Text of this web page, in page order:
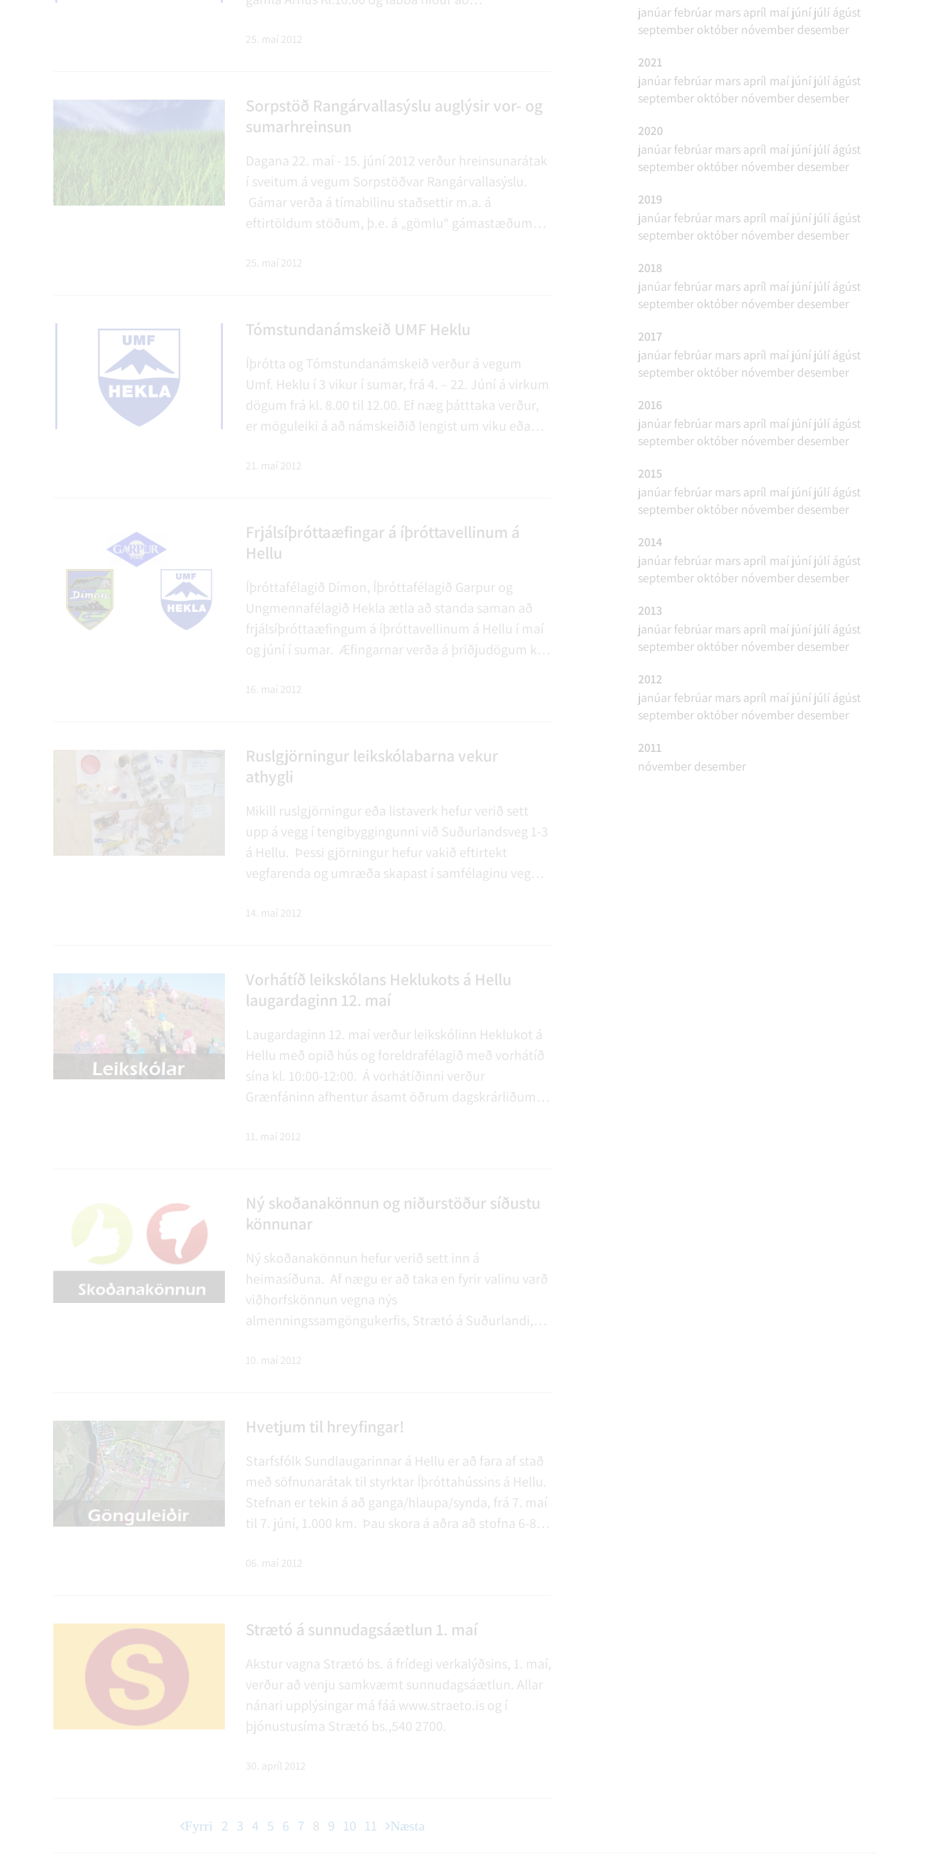
sér hressandi göngutúr í morgunsárið (spáin er mjög
25. maí 2012
Sorpstöð Rangárvallasýslu auglýsir vor- og
sumarhreinsun
Dagana 22. maí - 15. júní 2012 verður hreinsunarátak
í sveitum á vegum Sorpstöðvar Rangárvallasýslu.
Gámar verða á tímabilinu staðsettir m.a. á
eftirtöldum stöðum, þ.e. á „gömlu“ gámastæðum
Gunnarsholtsvegar og Þingskálavegar), Þykkvabæ,
25. maí 2012
Tómstundanámskeið UMF Heklu
Íþrótta og Tómstundanámskeið verður á vegum
Umf. Heklu í 3 vikur í sumar, frá 4. – 22. Júní á virkum
dögum frá kl. 8.00 til 12.00. Ef næg þátttaka verður,
er möguleiki á að námskeiðið lengist um viku eða
á lengingu námskeiðs við skráningu.
21. maí 2012
Frjálsíþróttaæfingar á íþróttavellinum á
Hellu
Íþróttafélagið Dímon, Íþróttafélagið Garpur og
Ungmennafélagið Hekla ætla að standa saman að
frjálsíþróttaæfingum á íþróttavellinum á Hellu í maí
og júní í sumar. Æfingarnar verða á þriðjudögum kl:
Öllum er heimilt að mæta og taka þátt.
16. maí 2012
Ruslgjörningur leikskólabarna vekur
athygli
Mikill ruslgjörningur eða listaverk hefur verið sett
upp á vegg í tengibyggingunni við Suðurlandsveg 1-3
á Hellu. Þessi gjörningur hefur vakið eftirtekt
vegfarenda og umræða skapast í samfélaginu vegna
þess var leikurinn gerður.
14. maí 2012
Vorhátíð leikskólans Heklukots á Hellu
laugardaginn 12. maí
Laugardaginn 12. maí verður leikskólinn Heklukot á
Hellu með opið hús og foreldrafélagið með vorhátíð
sína kl. 10:00-12:00. Á vorhátíðinni verður
Grænfáninn afhentur ásamt öðrum dagskrárliðum.
ykkur glaðan dag með okkur!
11. maí 2012
Ný skoðanakönnun og niðurstöður síðustu
könnunar
Ný skoðanakönnun hefur verið sett inn á
heimasíðuna. Af nægu er að taka en fyrir valinu varð
viðhorfskönnun vegna nýs
almenningssamgöngukerfis, Strætó á Suðurlandi,
Rangárþingi ytra eru hvattir til að taka þátt.
10. maí 2012
Hvetjum til hreyfingar!
Starfsfólk Sundlaugarinnar á Hellu er að fara af stað
með söfnunarátak til styrktar Íþróttahússins á Hellu.
Stefnan er tekin á að ganga/hlaupa/synda, frá 7. maí
til 7. júní, 1.000 km. Þau skora á aðra að stofna 6-8
Reikningur átaksins er 0308-26-004702. Kt: 470211-
06. maí 2012
Strætó á sunnudagsáætlun 1. maí
Akstur vagna Strætó bs. á frídegi verkalýðsins, 1. maí,
verður að venju samkvæmt sunnudagsáætlun. Allar
nánari upplýsingar má fáá www.straeto.is og í
þjónustusíma Strætó bs.,540 2700.
30. apríl 2012
Fyrri 2 3 4 5 6 7 8 9 10 11 Næsta
janúar febrúar mars apríl maí júní júlí ágúst
september október nóvember desember
2021
janúar febrúar mars apríl maí júní júlí ágúst
september október nóvember desember
2020
janúar febrúar mars apríl maí júní júlí ágúst
september október nóvember desember
2019
janúar febrúar mars apríl maí júní júlí ágúst
september október nóvember desember
2018
janúar febrúar mars apríl maí júní júlí ágúst
september október nóvember desember
2017
janúar febrúar mars apríl maí júní júlí ágúst
september október nóvember desember
2016
janúar febrúar mars apríl maí júní júlí ágúst
september október nóvember desember
2015
janúar febrúar mars apríl maí júní júlí ágúst
september október nóvember desember
2014
janúar febrúar mars apríl maí júní júlí ágúst
september október nóvember desember
2013
janúar febrúar mars apríl maí júní júlí ágúst
september október nóvember desember
2012
janúar febrúar mars apríl maí júní júlí ágúst
september október nóvember desember
2011
nóvember desember